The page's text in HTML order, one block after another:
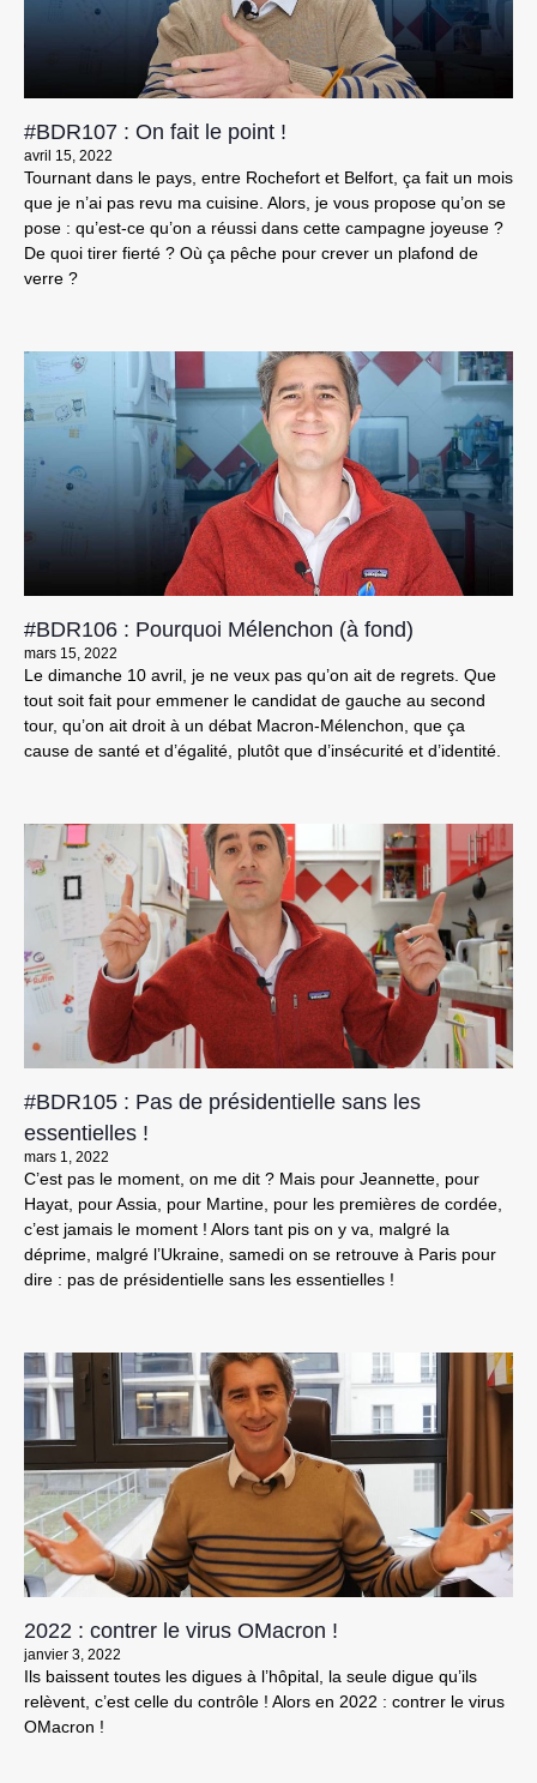
#BDR107 : On fait le point !
avril 15, 2022
Tournant dans le pays, entre Rochefort et Belfort, ça fait un mois
que je n’ai pas revu ma cuisine. Alors, je vous propose qu’on se
pose : qu’est-ce qu’on a réussi dans cette campagne joyeuse ?
De quoi tirer fierté ? Où ça pêche pour crever un plafond de
verre ?
#BDR106 : Pourquoi Mélenchon (à fond)
mars 15, 2022
Le dimanche 10 avril, je ne veux pas qu’on ait de regrets. Que
tout soit fait pour emmener le candidat de gauche au second
tour, qu’on ait droit à un débat Macron-Mélenchon, que ça
cause de santé et d’égalité, plutôt que d’insécurité et d’identité.
#BDR105 : Pas de présidentielle sans les
essentielles !
mars 1, 2022
C’est pas le moment, on me dit ? Mais pour Jeannette, pour
Hayat, pour Assia, pour Martine, pour les premières de cordée,
c’est jamais le moment ! Alors tant pis on y va, malgré la
déprime, malgré l’Ukraine, samedi on se retrouve à Paris pour
dire : pas de présidentielle sans les essentielles !
2022 : contrer le virus OMacron !
janvier 3, 2022
Ils baissent toutes les digues à l’hôpital, la seule digue qu’ils
relèvent, c’est celle du contrôle ! Alors en 2022 : contrer le virus
OMacron !